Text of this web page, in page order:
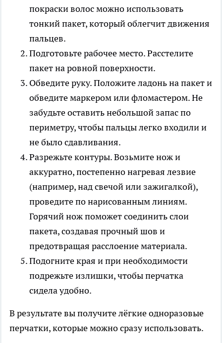
покраски волос можно использовать
тонкий пакет, который облегчит движения
пальцев.
Подготовьте рабочее место. Расстелите
пакет на ровной поверхности.
Обведите руку. Положите ладонь на пакет и
обведите маркером или фломастером. Не
забудьте оставить небольшой запас по
периметру, чтобы пальцы легко входили и
не было сдавливания.
Разрежьте контуры. Возьмите нож и
аккуратно, постепенно нагревая лезвие
(например, над свечой или зажигалкой),
проведите по нарисованным линиям.
Горячий нож поможет соединить слои
пакета, создавая прочный шов и
предотвращая расслоение материала.
Подогните края и при необходимости
подрежьте излишки, чтобы перчатка
сидела удобно.
В результате вы получите лёгкие одноразовые
перчатки, которые можно сразу использовать.